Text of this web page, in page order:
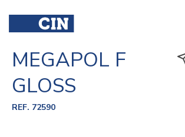
MEGAPOL F
GLOSS
REF. 72590